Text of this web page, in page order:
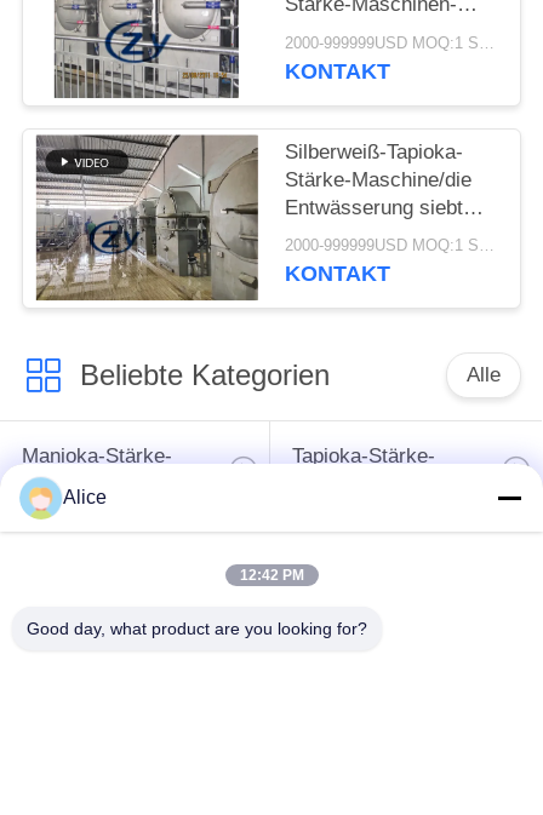
Stärke-Maschinen-
zentrifugale Siebe
Multifunktions
2000-999999USD MOQ:1 Satz
KONTAKT
Silberweiß-Tapioka-
Stärke-Maschine/die
Entwässerung siebt
multi Funktions
2000-999999USD MOQ:1 Satz
KONTAKT
Beliebte Kategorien Alle
Manioka-Stärke-
Werkzeugmaschine
Tapioka-Stärke-
Werkzeugmaschine
Alice
12:42 PM
Good day, what product are you looking for?